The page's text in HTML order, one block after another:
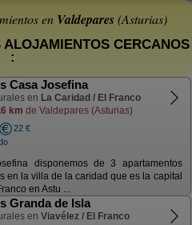
en Valdepares(Asturias)
CERCANOS
:
Casa Josefina
en La Caridad / El Franco
km de Valdepares (Asturias)
22 €
disponemos de 3 apartamentos
en la villa de la caridad que es la capital
en Astu ...
Granda de Isla
en Viavélez / El Franco